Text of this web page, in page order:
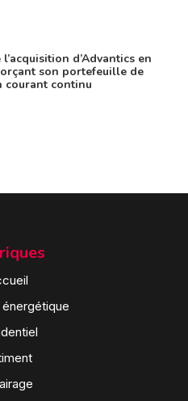
d’Advantics en
son portefeuille de
courant continu